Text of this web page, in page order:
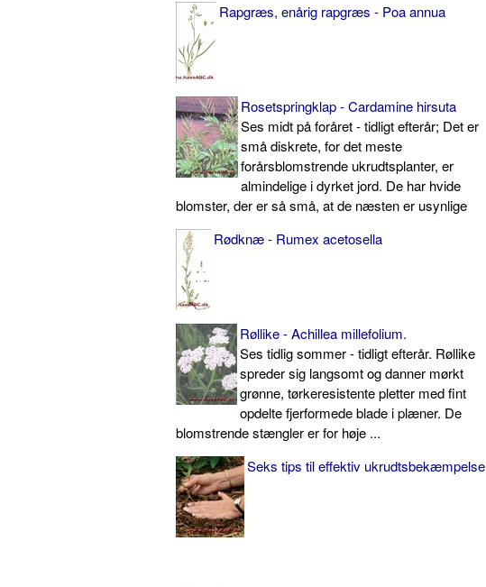
Rapgræs, enårig rapgræs - Poa annua
Rosetspringklap - Cardamine hirsuta
Ses midt på foråret - tidligt efterår; Det er
små diskrete, for det meste
forårsblomstrende ukrudtsplanter, er
almindelige i dyrket jord. De har hvide
blomster, der er så små, at de næsten er usynlige
Rødknæ - Rumex acetosella
Røllike - Achillea millefolium.
Ses tidlig sommer - tidligt efterår. Røllike
spreder sig langsomt og danner mørkt
grønne, tørkeresistente pletter med fint
opdelte fjerformede blade i plæner. De
blomstrende stæng­ler er for høje ...
Seks tips til effektiv ukrudtsbekæmpelse